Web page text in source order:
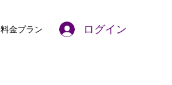
料金プラン ログイン